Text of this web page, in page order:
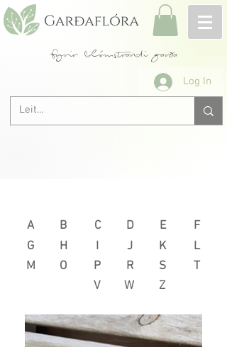
fyrir blómstrandi garða
Log In
A
G
M
B
H
O
C D
E
I
J
K
P
R
S
V
W Z
F
L
T